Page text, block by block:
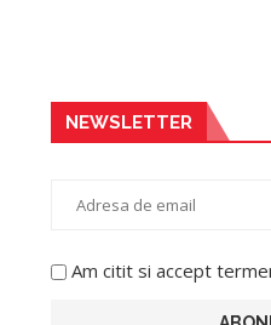
NEWSLETTER
Am citit si accept